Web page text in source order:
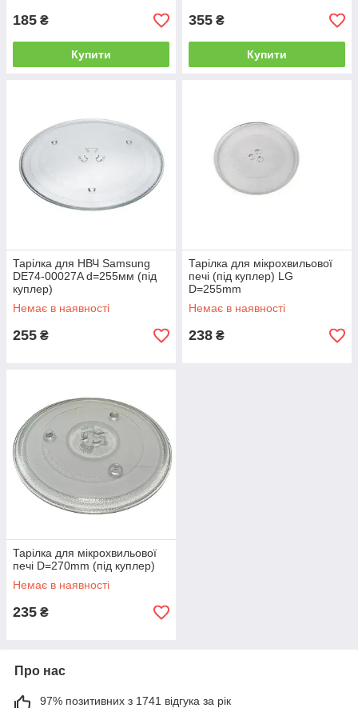
185 ₴
Купити
355 ₴
Купити
Тарілка для НВЧ Samsung
DE74-00027A d=255мм (під
куплер)
Немає в наявності
255 ₴
Тарілка для мікрохвильової
печі (під куплер) LG
D=255mm
Немає в наявності
238 ₴
Тарілка для мікрохвильової
печі D=270mm (під куплер)
Немає в наявності
235 ₴
Про нас
97% позитивних з 1741 відгука за рік